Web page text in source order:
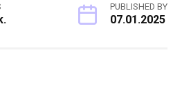
PUBLISHED BY
07.01.2025